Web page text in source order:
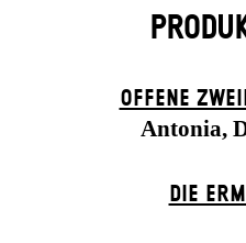
OFFENE
Antonia,
DIE